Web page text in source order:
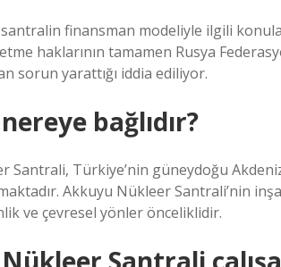
finansman modeliyle ilgili
haklarının tamamen Rusya
sorun yarattığı iddia ediliyor.
bağlıdır?
Santrali, Türkiye’nin güneydoğu
Akkuyu Nükleer Santrali’nin
ve çevresel yönler önceliklidir.